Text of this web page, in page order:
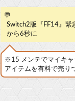
💬
Switch2版『FF14』緊
から6秒に
※15 メンテでマイキャ
アイテムを有料で売り